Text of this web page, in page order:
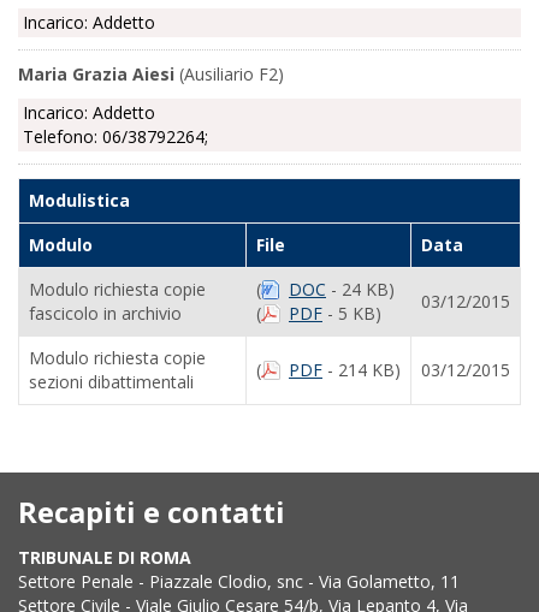
Incarico: Addetto
Maria Grazia Aiesi (Ausiliario F2)
Incarico: Addetto
Telefono: 06/38792264;
Modulistica
Modulo
File
Data
Modulo richiesta copie
fascicolo in archivio
( DOC - 24 KB)
(
PDF - 5 KB)
03/12/2015
Modulo richiesta copie
sezioni dibattimentali
( PDF - 214 KB) 03/12/2015
Recapiti e contatti
TRIBUNALE DI ROMA
Settore Penale - Piazzale Clodio, snc - Via Golametto, 11
Settore Civile - Viale Giulio Cesare 54/b, Via Lepanto 4, Via